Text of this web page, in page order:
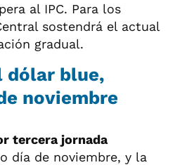
al IPC. Para los
sostendrá el actual
gradual.
dólar blue,
noviembre
tercera jornada
día de noviembre, y la